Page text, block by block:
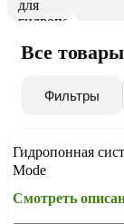
Все товары
Фильтры
Гидропонная
Mode
Смотреть